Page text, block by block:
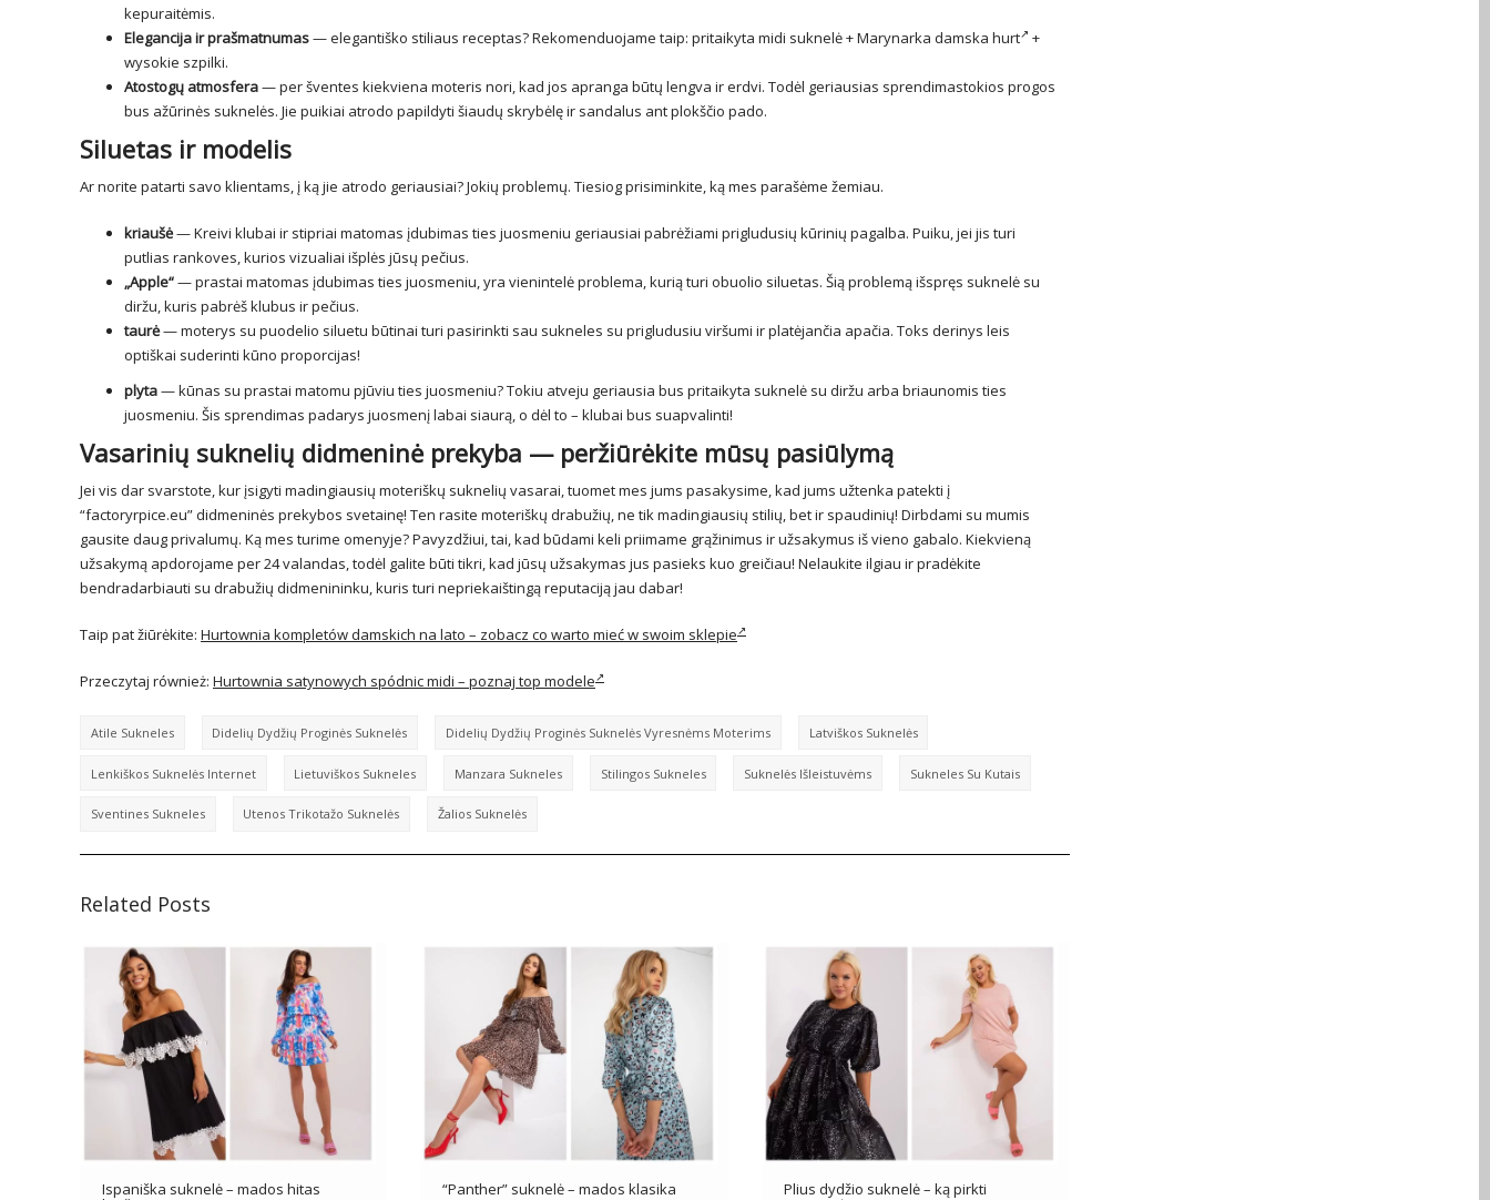
kepuraitėmis.
Elegancija ir prašmatnumas— elegantiško stiliaus receptas? Rekomenduojame taip: pritaikyta midi suknelė +Marynarka damska hurt
+
wysokie szpilki.
Atostogų atmosfera— per šventes kiekviena moteris nori, kad jos apranga būtų lengva ir erdvi. Todėl geriausias sprendimastokios progos
bus ažūrinės suknelės. Jie puikiai atrodo papildyti šiaudų skrybėlę ir sandalus ant plokščio pado.
Siluetas ir modelis
Ar norite patarti savo klientams, į ką jie atrodo geriausiai? Jokių problemų. Tiesiog prisiminkite, ką mes parašėme žemiau.
kriaušė— Kreivi klubai ir stipriai matomas įdubimas ties juosmeniu geriausiai pabrėžiami prigludusių kūrinių pagalba. Puiku, jei jis turi
putlias rankoves, kurios vizualiai išplės jūsų pečius.
„Apple“— prastai matomas įdubimas ties juosmeniu, yra vienintelė problema, kurią turi obuolio siluetas. Šią problemą išspręs suknelė su
diržu, kuris pabrėš klubus ir pečius.
taurė— moterys su puodelio siluetu būtinai turi pasirinkti sau sukneles su prigludusiu viršumi ir platėjančia apačia. Toks derinys leis
optiškai suderinti kūno proporcijas!
plyta— kūnas su prastai matomu pjūviu ties juosmeniu? Tokiu atveju geriausia bus pritaikyta suknelė su diržu arba briaunomis ties
juosmeniu. Šis sprendimas padarys juosmenį labai siaurą, o dėl to – klubai bus suapvalinti!
Vasarinių suknelių didmeninė prekyba — peržiūrėkite mūsų pasiūlymą
Jei vis dar svarstote, kur įsigyti madingiausių moteriškų suknelių vasarai, tuomet mes jums pasakysime, kad jums užtenka patekti į
“factoryrpice.eu” didmeninės prekybos svetainę! Ten rasite moteriškų drabužių, ne tik madingiausių stilių, bet ir spaudinių! Dirbdami su mumis
gausite daug privalumų. Ką mes turime omenyje? Pavyzdžiui, tai, kad būdami keli priimame grąžinimus ir užsakymus iš vieno gabalo. Kiekvieną
užsakymą apdorojame per 24 valandas, todėl galite būti tikri, kad jūsų užsakymas jus pasieks kuo greičiau! Nelaukite ilgiau ir pradėkite
bendradarbiauti su drabužių didmenininku, kuris turi nepriekaištingą reputaciją jau dabar!
Taip pat žiūrėkite: Hurtownia kompletów damskich na lato – zobacz co warto mieć w swoim sklepie
Przeczytaj również: Hurtownia satynowych spódnic midi – poznaj top modele
Atile Sukneles Didelių Dydžių Proginės Suknelės Didelių Dydžių Proginės Suknelės Vyresnėms Moterims Latviškos Suknelės
Lenkiškos Suknelės Internet Lietuviškos Sukneles Manzara Sukneles Stilingos Sukneles Suknelės Išleistuvėms Sukneles Su Kutais
Sventines Sukneles Utenos Trikotažo Suknelės Žalios Suknelės
Related Posts
Ispaniška suknelė – mados hitas “Panther” suknelė – mados klasika Plius dydžio suknelė – ką pirkti